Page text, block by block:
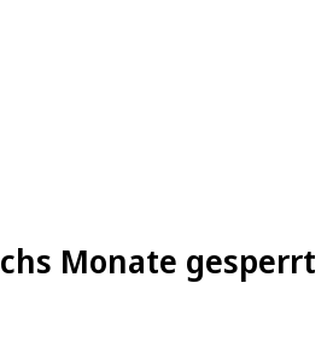
Monate gesperrt